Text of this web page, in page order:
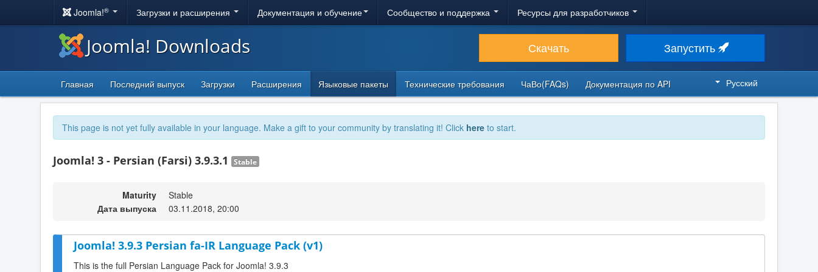
Joomla!® Загрузки и расширения Документация и обучение Сообщество и поддержка Ресурсы для разработчиков
Joomla! Downloads Скачать Запустить
Главная Последний выпуск Загрузки Расширения Языковые пакеты Технические требования ЧаВо(FAQs) Документация по API Русский
This page is not yet fully available in your language. Make a gift to your community by translating it! Click here to start.
Joomla! 3 - Persian (Farsi) 3.9.3.1 Stable
Maturity
Stable
Дата выпуска
03.11.2018, 20:00
Joomla! 3.9.3 Persian fa-IR Language Pack (v1)
This is the full Persian Language Pack for Joomla! 3.9.3